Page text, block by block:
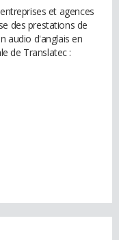
et agences
des prestations de
audio d'anglais en
de Translatec :